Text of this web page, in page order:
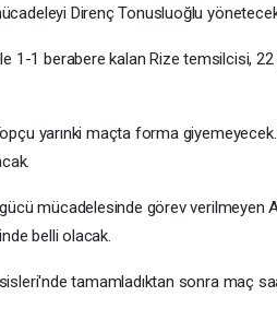
Direnç Tonusluoğlu
1-1 berabere kalan Rize temsilcisi, 22
yarınki maçta forma giyemeyecek.
mücadelesinde görev verilmeyen
belli olacak.
tamamladıktan sonra maç